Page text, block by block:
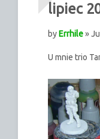
lipiec
byErrhile»
U mnie trio